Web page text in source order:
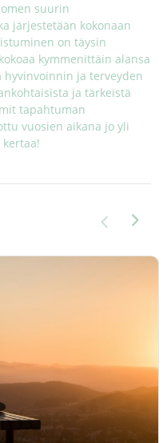
suurin
järjestetään kokonaan
on täysin
kymmenittäin alansa
ja terveyden
ja tärkeistä
tapahtuman
vuosien aikana jo yli